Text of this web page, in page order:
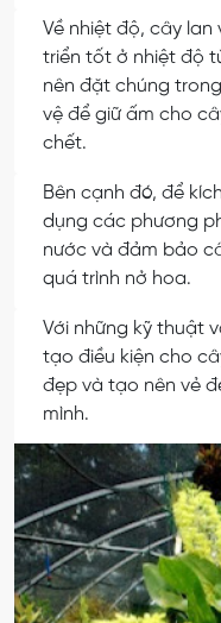
Về nhiệt độ, cây
triển tốt ở nhiệt độ
nên đặt chúng
vệ để giữ ấm cho
chết.
Bên cạnh đó, để
dụng các phương
nước và đảm bảo
quá trình nở hoa.
Với những kỹ thuật
tạo điều kiện cho
đẹp và tạo nên vẻ
mình.